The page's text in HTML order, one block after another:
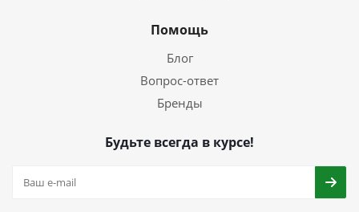
Помощь
Блог
Вопрос-ответ
Бренды
Будьте всегда в курсе!